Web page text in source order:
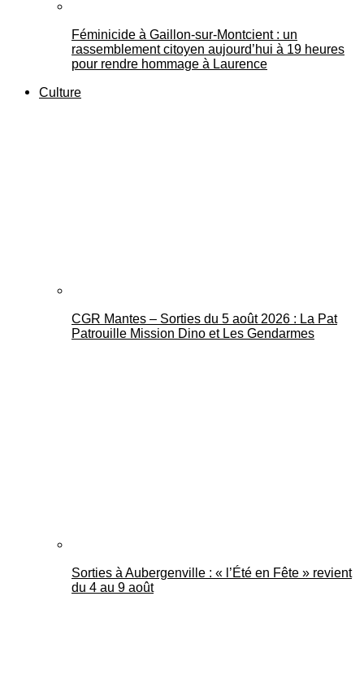
Féminicide à Gaillon‑sur‑Montcient : un
rassemblement citoyen aujourd’hui à 19 heures
pour rendre hommage à Laurence
Culture
CGR Mantes – Sorties du 5 août 2026 : La Pat
Patrouille Mission Dino et Les Gendarmes
Sorties à Aubergenville : « l’Été en Fête » revient
du 4 au 9 août